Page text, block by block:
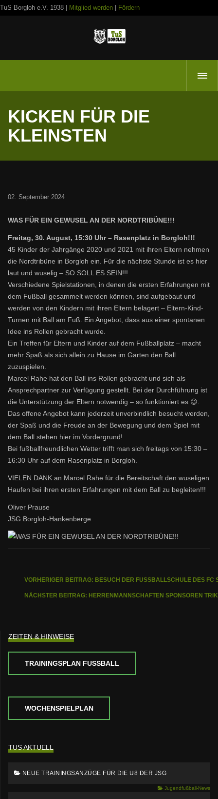
TuS Borgloh e.V. 1938 | Mitglied werden Fördern
KICKEN FÜR DIE
KLEINSTEN
02. September 2024
WAS FÜR EIN GEWUSEL AN DER NORDTRIBÜNE!!!
Freitag, 30. August, 15:30 Uhr – Rasenplatz in Borgloh!!!
45 Kinder der Jahrgänge 2020 und 2021 mit ihren Eltern nehmen
die Nordtribüne in Borgloh ein. Für die nächste Stunde ist es hier
laut und wuselig – SO SOLL ES SEIN!!!
Verschiedene Spielstationen, in denen die ersten Erfahrungen mit
dem Fußball gesammelt werden können, sind aufgebaut und
werden von den Kindern mit ihren Eltern belagert – Eltern-Kind-
Turnen mit Ball am Fuß. Ein Angebot, dass aus einer spontanen
Idee ins Rollen gebracht wurde.
Ein Treffen für Eltern und Kinder auf dem Fußballplatz – macht
mehr Spaß als sich allein zu Hause im Garten den Ball
zuzuspielen.
Marcel Rahe hat den Ball ins Rollen gebracht und sich als
Ansprechpartner zur Verfügung gestellt. Bei der Durchführung ist
die Unterstützung der Eltern notwendig – so funktioniert es 😉.
Das offene Angebot kann jederzeit unverbindlich besucht werden,
der Spaß und die Freude an der Bewegung und dem Spiel mit
dem Ball stehen hier im Vordergrund!
Bei fußballfreundlichen Wetter trifft man sich freitags von 15:30 –
16:30 Uhr auf dem Rasenplatz in Borgloh.
VIELEN DANK an Marcel Rahe für die Bereitschaft den wuseligen
Haufen bei ihren ersten Erfahrungen mit dem Ball zu begleiten!!!
Oliver Prause
JSG Borgloh-Hankenberge
VORHERIGER BEITRAG: BESUCH DER FUSSBALLSCHULE DES FC
NÄCHSTER BEITRAG: HERRENMANNSCHAFTEN SPONSOREN
ZEITEN & HINWEISE
TRAININGSPLAN FUSSBALL
WOCHENSPIELPLAN
TUS AKTUELL
NEUE TRAININGSANZÜGE FÜR DIE U8 DER JSG
Jugendfußball-News